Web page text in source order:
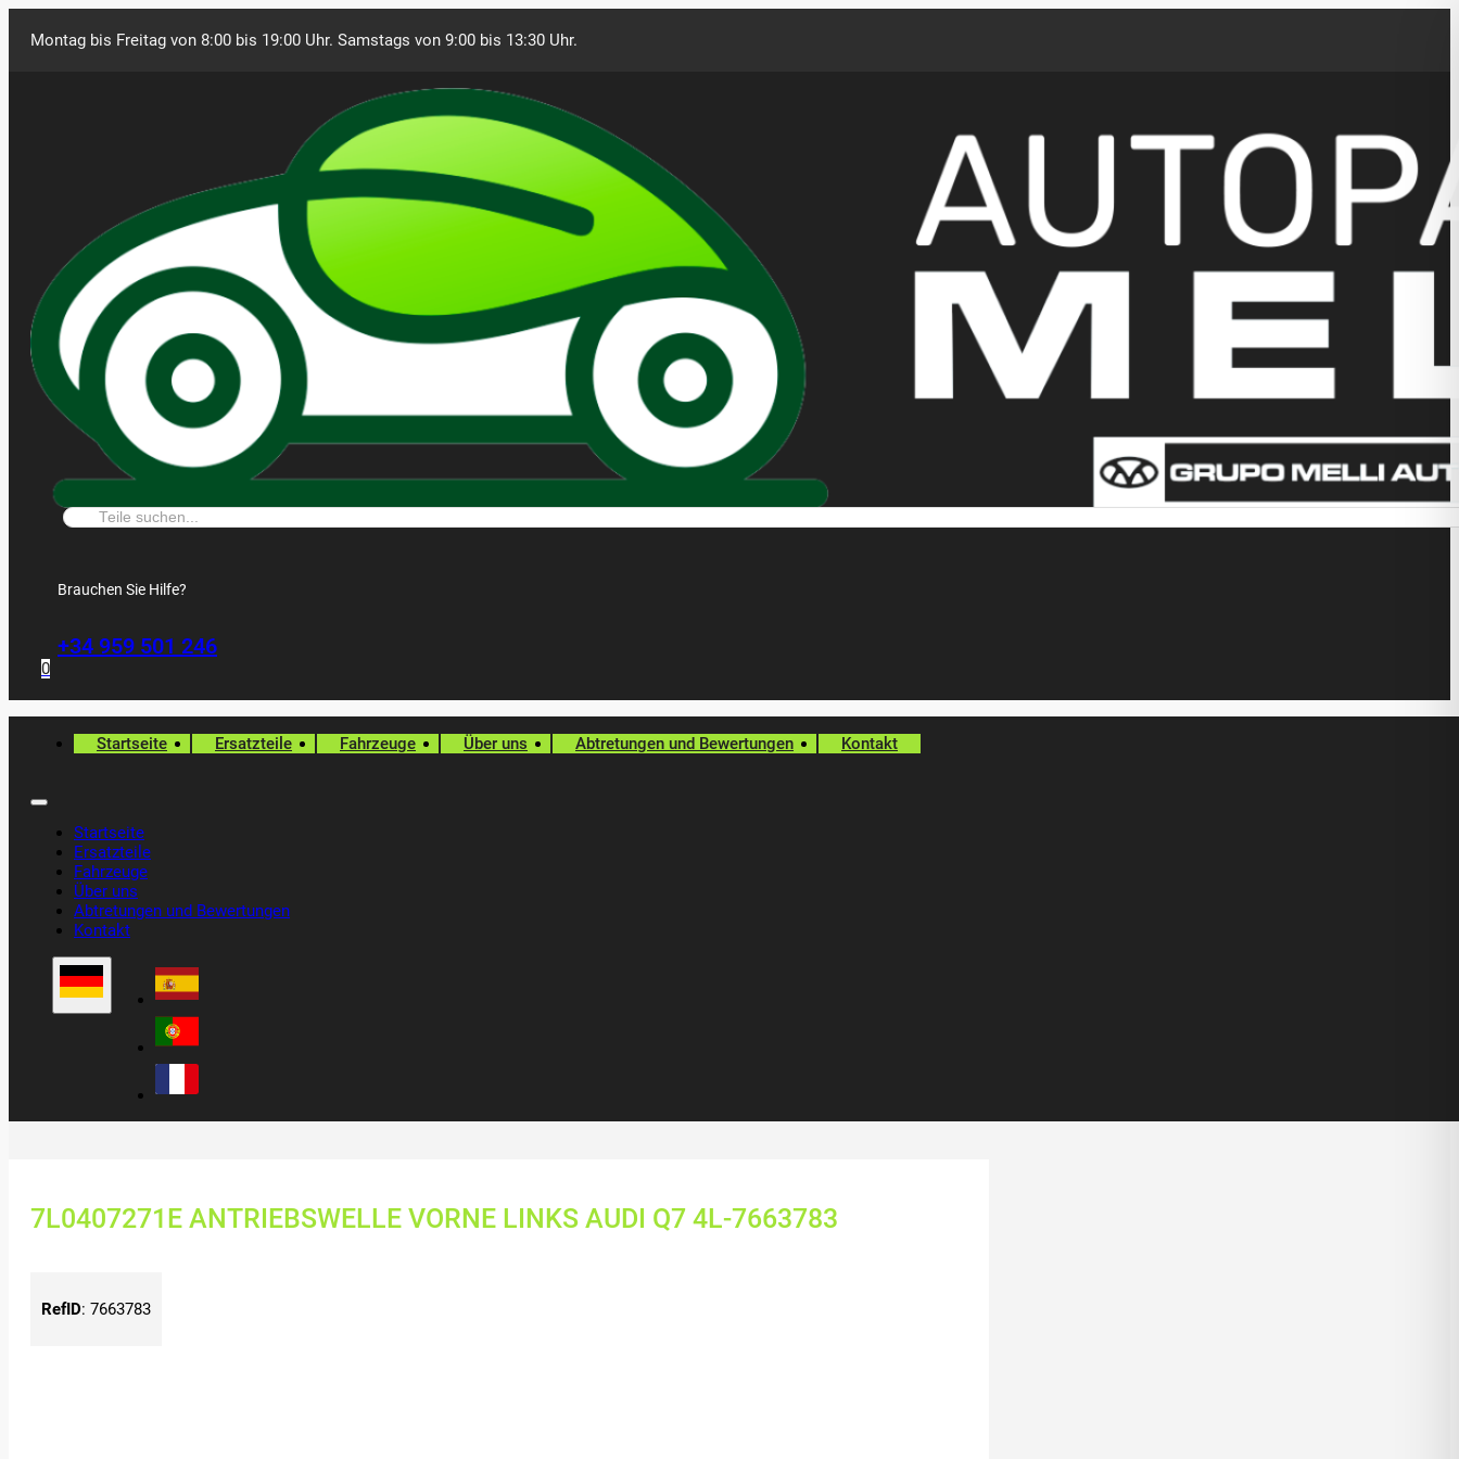
Montag bis Freitag von 8:00 bis 19:00 Uhr. Samstags von 9:00 bis 13:30 Uhr.
Suche:
Brauchen Sie Hilfe?
+34 959 501 246
0
Startseite Ersatzteile Fahrzeuge Über uns Abtretungen und Bewertungen Kontakt
Startseite
Ersatzteile
Fahrzeuge
Über uns
Abtretungen und Bewertungen
Kontakt
7L0407271E ANTRIEBSWELLE VORNE LINKS AUDI Q7 4L-7663783
RefID: 7663783